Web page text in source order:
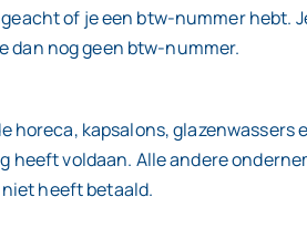
of je een btw-nummer hebt.
dan nog geen btw-nummer.
horeca, kapsalons, glazenwassers
heeft voldaan. Alle andere
heeft betaald.